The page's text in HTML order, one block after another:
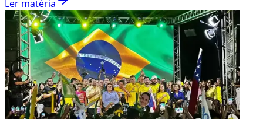
Ler matéria